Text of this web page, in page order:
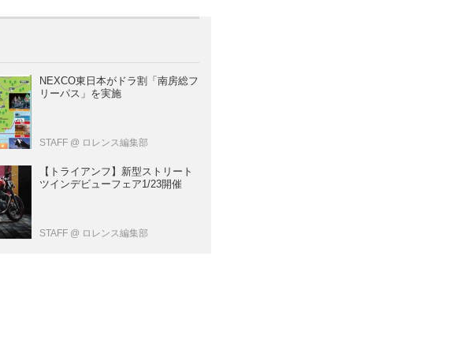
NEXCO東日本がドラ割「南房総フ
リーパス」を実施
STAFF @ ロレンス編集部
【トライアンフ】新型ストリート
ツインデビューフェア1/23開催
STAFF @ ロレンス編集部